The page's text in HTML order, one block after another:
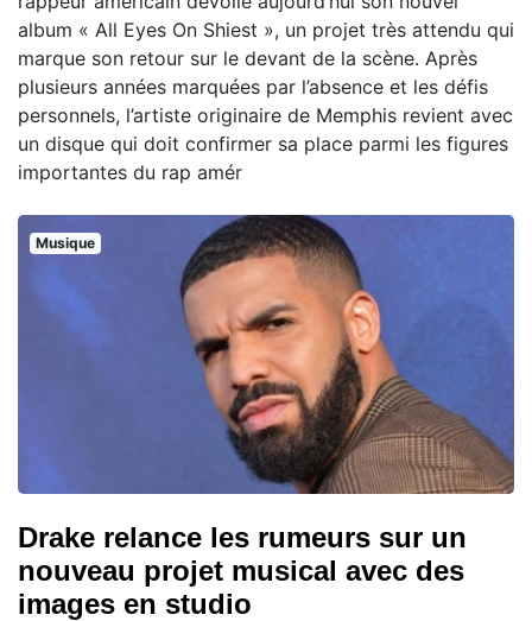
album « All Eyes On Shiest », un projet très attendu qui
marque son retour sur le devant de la scène. Après
plusieurs années marquées par l’absence et les défis
personnels, l’artiste originaire de Memphis revient avec
un disque qui doit confirmer sa place parmi les figures
importantes du rap amér
Musique
Drake relance les rumeurs sur un
nouveau projet musical avec des
images en studio